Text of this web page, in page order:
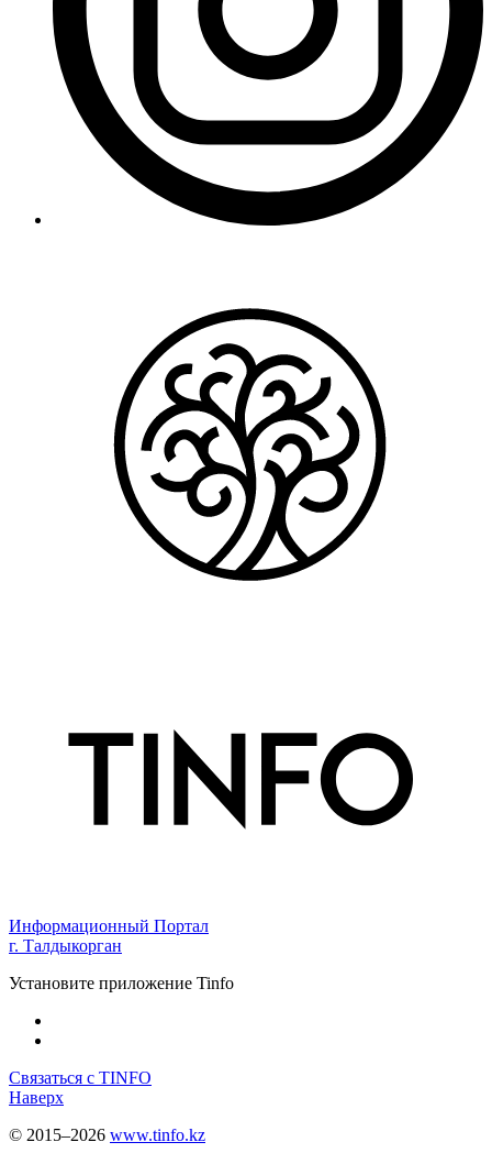
Информационный Портал
г. Талдыкорган
Установите приложение Tinfo
Связаться с TINFO
Наверх
© 2015–2026 www.tinfo.kz